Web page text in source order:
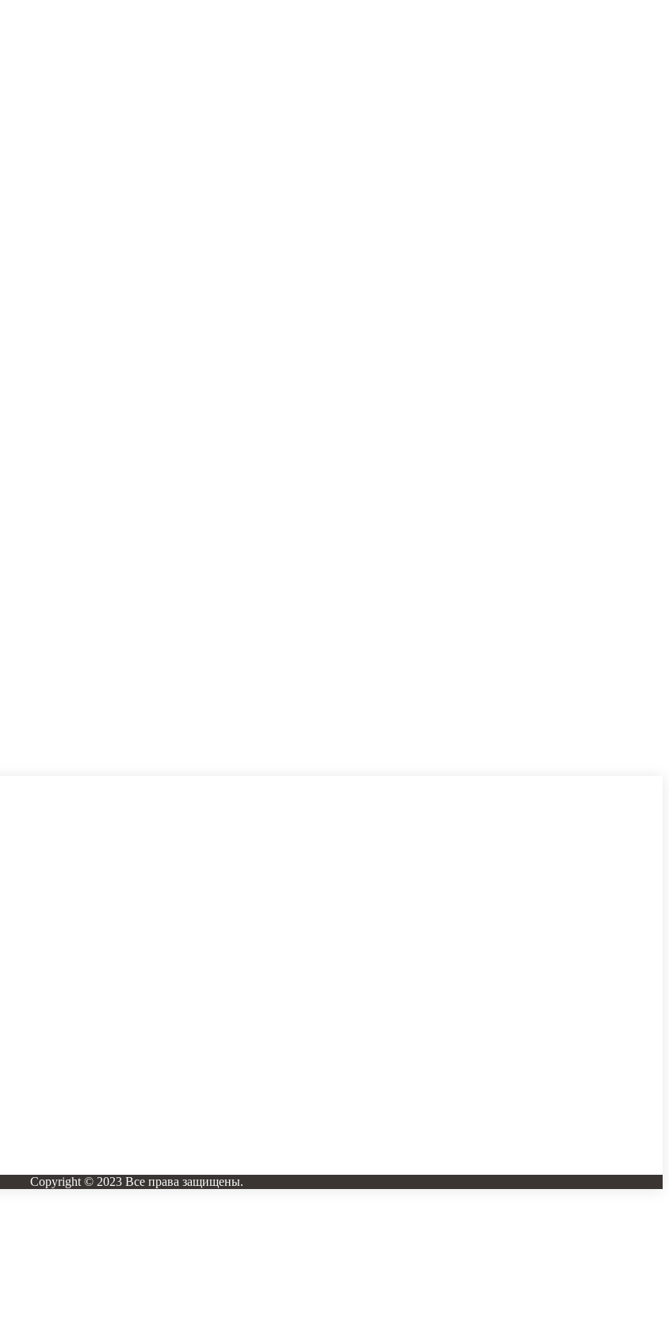
Copyright © 2023 Все права защищены.